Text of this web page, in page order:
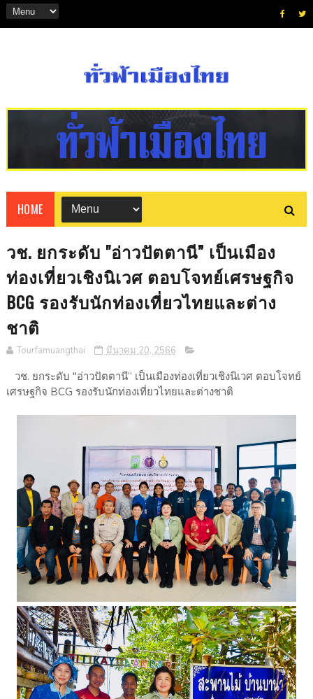
HOME
วช. ยกระดับ "อ่าวปัตตานี” เป็นเมือง
ท่องเที่ยวเชิงนิเวศ ตอบโจทย์เศรษฐกิจ
BCG รองรับนักท่องเที่ยวไทยและต่าง
ชาติ
Tourfamuangthai มีนาคม 20, 2566
วช. ยกระดับ "อ่าวปัตตานี” เป็นเมืองท่องเที่ยวเชิงนิเวศ ตอบโจทย์
เศรษฐกิจ BCG รองรับนักท่องเที่ยวไทยและต่างชาติ